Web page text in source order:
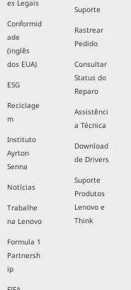
es Legais
Conformid
ade
(inglês
dos EUA)
ESG
Reciclage
m
Instituto
Ayrton
Senna
Notícias
Trabalhe
na Lenovo
Formula 1
Partnersh
ip
Suporte
Rastrear
Pedido
Consultar
Status do
Reparo
Assistênci
a Técnica
Download
de Drivers
Suporte
Produtos
Lenovo e
Think